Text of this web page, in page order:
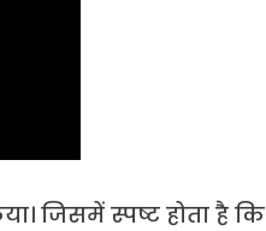
जिसमें स्पष्ट होता है कि